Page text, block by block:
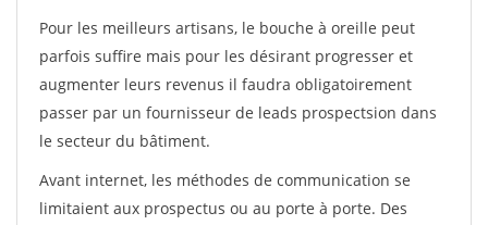
Pour les meilleurs artisans, le bouche à oreille peut
parfois suffire mais pour les désirant progresser et
augmenter leurs revenus il faudra obligatoirement
passer par un fournisseur de leads prospectsion dans
le secteur du bâtiment.
Avant internet, les méthodes de communication se
limitaient aux prospectus ou au porte à porte. Des